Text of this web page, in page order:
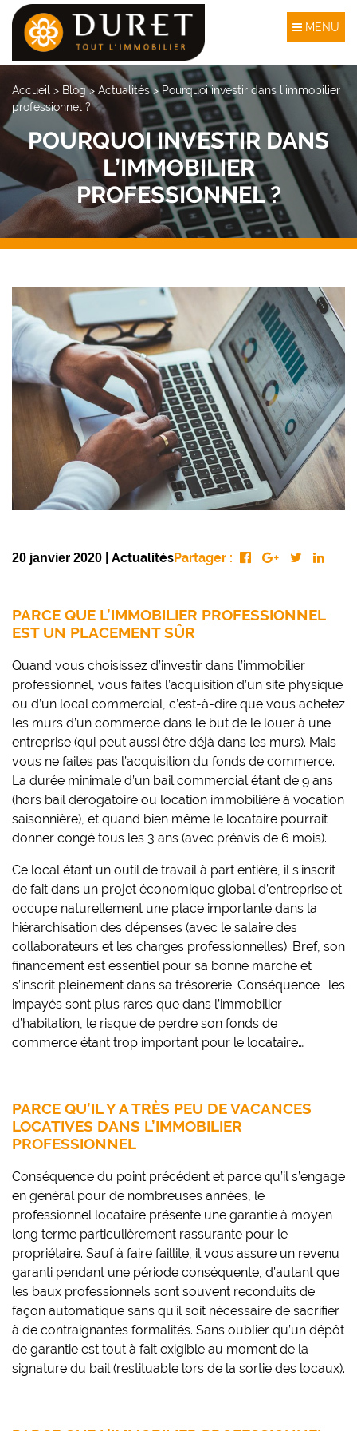
MENU
Accueil > Blog> Actualités>Pourquoi investir dans l’immobilier
professionnel ?
POURQUOI INVESTIR DANS
L’IMMOBILIER
PROFESSIONNEL ?
20 janvier 2020 ActualitésPartager :
PARCE QUE L’IMMOBILIER PROFESSIONNEL
EST UN PLACEMENT SÛR
Quand vous choisissez d’investir dans l’immobilier
professionnel, vous faites l’acquisition d’un site physique
ou d’un local commercial, c’est-à-dire que vous achetez
les murs d’un commerce dans le but de le louer à une
entreprise (qui peut aussi être déjà dans les murs). Mais
vous ne faites pas l’acquisition du fonds de commerce.
La durée minimale d’un bail commercial étant de 9 ans
(hors bail dérogatoire ou location immobilière à vocation
saisonnière), et quand bien même le locataire pourrait
donner congé tous les 3 ans (avec préavis de 6 mois).
Ce local étant un outil de travail à part entière, il s’inscrit
de fait dans un projet économique global d’entreprise et
occupe naturellement une place importante dans la
hiérarchisation des dépenses (avec le salaire des
collaborateurs et les charges professionnelles). Bref, son
financement est essentiel pour sa bonne marche et
s’inscrit pleinement dans sa trésorerie. Conséquence : les
impayés sont plus rares que dans l’immobilier
d’habitation, le risque de perdre son fonds de
commerce étant trop important pour le locataire…
PARCE QU’IL Y A TRÈS PEU DE VACANCES
LOCATIVES DANS L’IMMOBILIER
PROFESSIONNEL
Conséquence du point précédent et parce qu’il s’engage
en général pour de nombreuses années, le
professionnel locataire présente une garantie à moyen
long terme particulièrement rassurante pour le
propriétaire. Sauf à faire faillite, il vous assure un revenu
garanti pendant une période conséquente, d’autant que
les baux professionnels sont souvent reconduits de
façon automatique sans qu’il soit nécessaire de sacrifier
à de contraignantes formalités. Sans oublier qu’un dépôt
de garantie est tout à fait exigible au moment de la
signature du bail (restituable lors de la sortie des locaux).